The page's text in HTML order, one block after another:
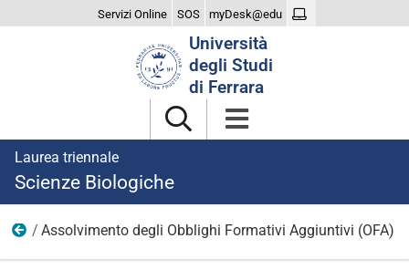
Servizi Online SOS myDesk@edu
Università
degli Studi
di Ferrara
Laurea triennale
Scienze Biologiche
Didattica
Assolvimento degli Obblighi Formativi Aggiuntivi (OFA)